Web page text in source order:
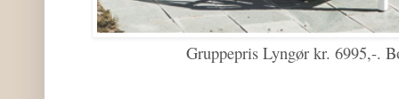
Gruppepris Lyngør kr. 6995,-.